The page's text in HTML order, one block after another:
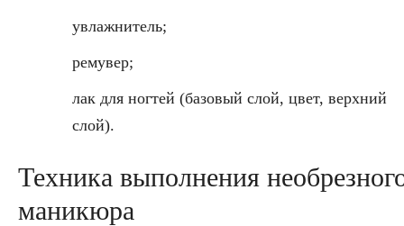
увлажнитель;
ремувер;
лак для ногтей (базовый слой, цвет, верхний
слой).
Техника выполнения
маникюра